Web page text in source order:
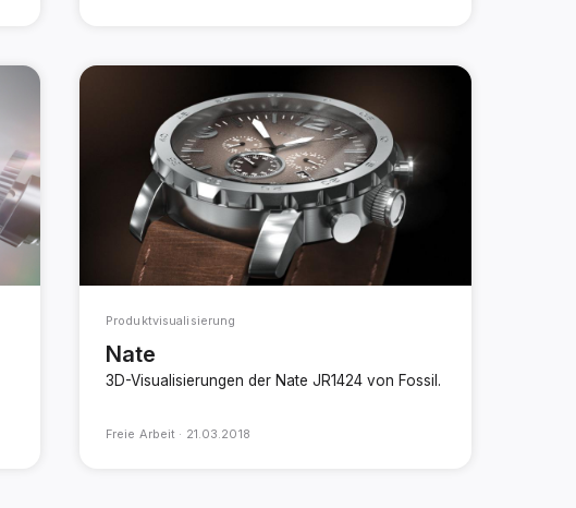
Produktvisualisierung
Nate
3D-Visualisierungen der Nate JR1424 von Fossil.
Freie Arbeit · 21.03.2018